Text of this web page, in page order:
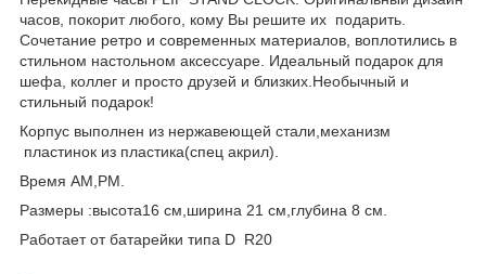
часов, покорит любого, кому Вы решите их подарить.
Сочетание ретро и современных материалов, воплотились в
стильном настольном аксессуаре. Идеальный подарок для
шефа, коллег и просто друзей и близких.Необычный и
стильный подарок!
Корпус выполнен из нержавеющей стали,механизм
пластинок из пластика(спец акрил).
Время AM,PM.
Размеры :высота16 см,ширина 21 см,глубина 8 см.
Работает от батарейки типа D R20